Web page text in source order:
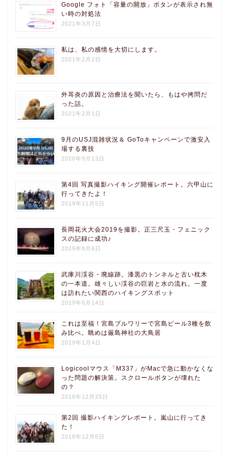
Google フォト「容量の開放」ボタンが表示され無
い時の対処法
2021年3月7日
私は、私の感情を大切にします。
2021年2月2日
外耳炎の原因と治療法を聞いたら、もはや拷問だ
った話。
2021年2月1日
9月のUSJ混雑状況＆ GoToキャンペーンで激安入
場する裏技
2020年9月13日
第4回 写真撮影ハイキング開催レポート。六甲山に
行ってきたよ！
2019年11月5日
長岡花火大会2019を撮影。正三尺玉・フェニック
スの記録に成功♪
2019年8月6日
武庫川渓谷・廃線跡。漆黒のトンネルと古い枕木
の一本道。雄々しい渓谷の巨岩と水の流れ。一度
は訪れたい関西のハイキングスポット
2019年6月14日
これは至福！宮島ブルワリーで宮島ビール3種を飲
み比べ。眺めは厳島神社の大鳥居
2019年1月4日
Logicoolマウス「M337」がMacで急に動かなくな
った問題の解決策。スクロールボタンが壊れた
の？
2018年12月25日
第2回 撮影ハイキングレポート。嵐山に行ってき
た！
2018年12月6日